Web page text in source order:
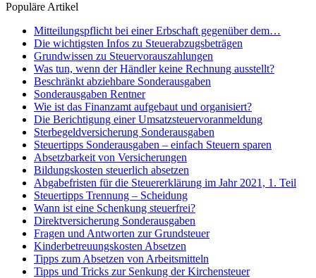
Populäre Artikel
Mitteilungspflicht bei einer Erbschaft gegenüber dem…
Die wichtigsten Infos zu Steuerabzugsbeträgen
Grundwissen zu Steuervorauszahlungen
Was tun, wenn der Händler keine Rechnung ausstellt?
Beschränkt abziehbare Sonderausgaben
Sonderausgaben Rentner
Wie ist das Finanzamt aufgebaut und organisiert?
Die Berichtigung einer Umsatzsteuervoranmeldung
Sterbegeldversicherung Sonderausgaben
Steuertipps Sonderausgaben – einfach Steuern sparen
Absetzbarkeit von Versicherungen
Bildungskosten steuerlich absetzen
Abgabefristen für die Steuererklärung im Jahr 2021, 1. Teil
Steuertipps Trennung – Scheidung
Wann ist eine Schenkung steuerfrei?
Direktversicherung Sonderausgaben
Fragen und Antworten zur Grundsteuer
Kinderbetreuungskosten Absetzen
Tipps zum Absetzen von Arbeitsmitteln
Tipps und Tricks zur Senkung der Kirchensteuer